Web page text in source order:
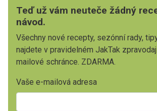
Teď už vám neuteče žádný
návod.
Všechny nové recepty, sezónní rady,
najdete v pravidelném JakTak
mailové schránce. ZDARMA.
Vaše e-mailová adresa